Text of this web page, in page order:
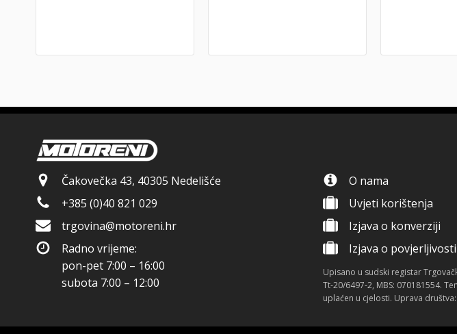
Čakovečka 43, 40305 Nedelišće
+385 (0)40 821 029
trgovina@motoreni.hr
Radno vrijeme:
pon-pet 7:00 – 16:00
subota 7:00 – 12:00
O nama
Uvjeti korištenja
Izjava o konverziji
Izjava o
Upisano u sudski registar
Tt-20/6497-2, MBS: 070181554.
uplaćen u cjelosti. Uprava